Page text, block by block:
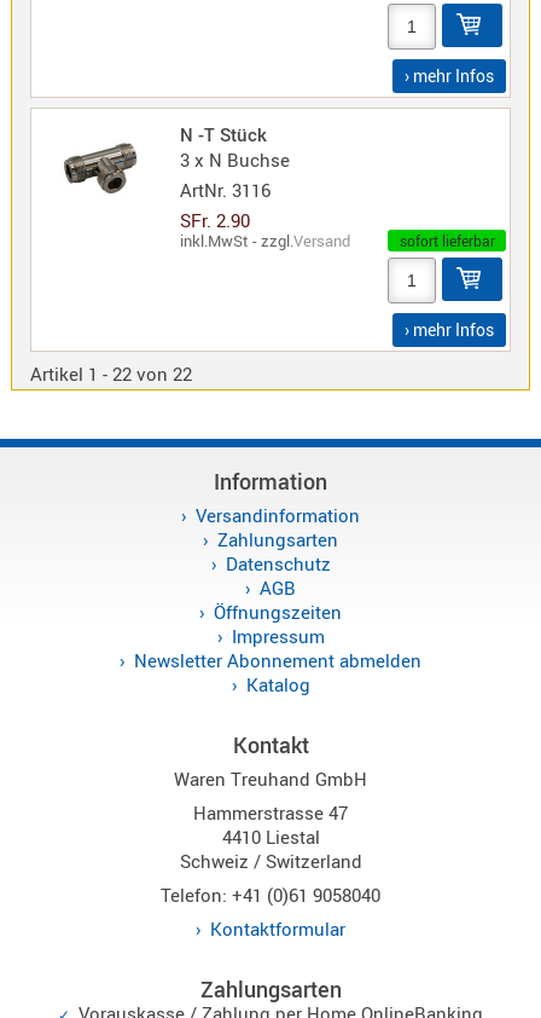
› mehr Infos
N -T Stück
3 x N Buchse
ArtNr. 3116
SFr. 2.90
inkl.MwSt - zzgl.Versand sofort lieferbar
› mehr Infos
Artikel 1 - 22 von 22
Information
Versandinformation
Zahlungsarten
Datenschutz
AGB
Öffnungszeiten
Impressum
Newsletter Abonnement abmelden
Katalog
Kontakt
Waren Treuhand GmbH
Hammerstrasse 47
4410 Liestal
Schweiz / Switzerland
Telefon: +41 (0)61 9058040
Kontaktformular
Zahlungsarten
Vorauskasse / Zahlung per Home OnlineBanking